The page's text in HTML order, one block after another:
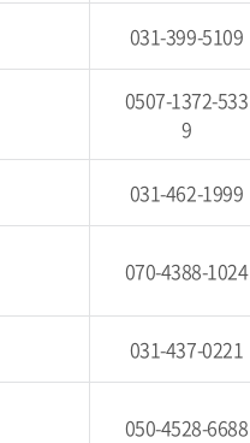
031-399-5109
0507-1372-533
9
031-462-1999
070-4388-1024
031-437-0221
050-4528-6688